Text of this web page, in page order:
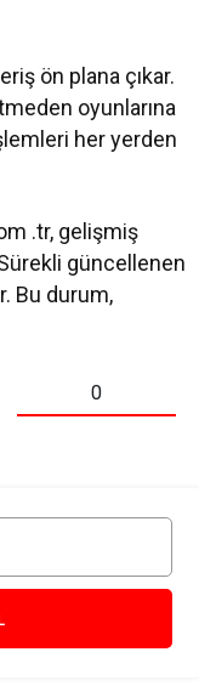
ön plana çıkar.
oyunlarına
her yerden
.tr, gelişmiş
güncellenen
Bu durum,
0